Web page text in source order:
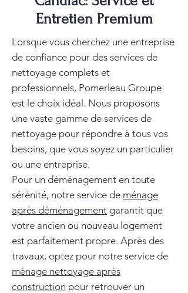
Entretien Premium
Lorsque vous cherchez une entreprise
de confiance pour des services de
nettoyage complets et
professionnels, Pomerleau Groupe
est le choix idéal. Nous proposons
une vaste gamme de services de
nettoyage pour répondre à tous vos
besoins, que vous soyez un particulier
ou une entreprise.
Pour un déménagement en toute
sérénité, notre service de ménage
après déménagement garantit que
votre ancien ou nouveau logement
est parfaitement propre. Après des
travaux, optez pour notre service de
ménage nettoyage après
construction pour retrouver un